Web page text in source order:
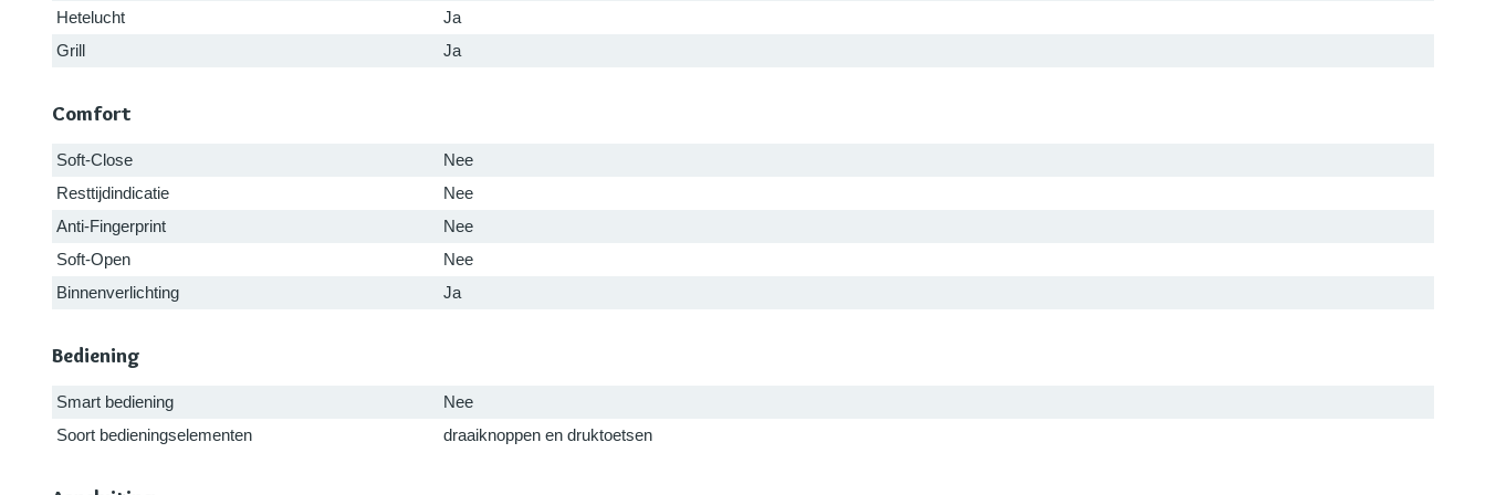
Hetelucht
Ja
Grill
Ja
Comfort
Soft-Close
Nee
Resttijdindicatie
Nee
Anti-Fingerprint
Nee
Soft-Open
Nee
Binnenverlichting
Ja
Bediening
Smart bediening
Nee
Soort bedieningselementen
draaiknoppen en druktoetsen